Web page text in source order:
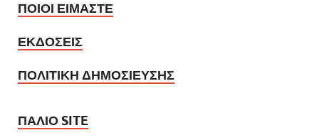
ΠΟΙΟΙ ΕΙΜΑΣΤΕ
ΕΚΔΟΣΕΙΣ
ΠΟΛΙΤΙΚΗ ΔΗΜΟΣΙΕΥΣΗΣ
ΠΑΛΙΟ SITE